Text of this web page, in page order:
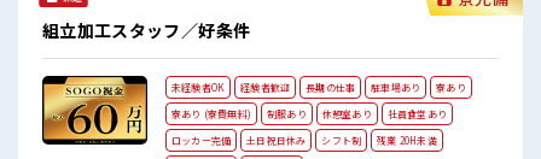
組立加工スタッフ／好条件
未経験者OK 経験者歓迎 長期の仕事 駐車場あり
寮あり
寮あり (寮費無料)
制服あり 休憩室あり
社員食堂あり
ロッカー完備
土日祝日休み シフト制
残業 20H未満